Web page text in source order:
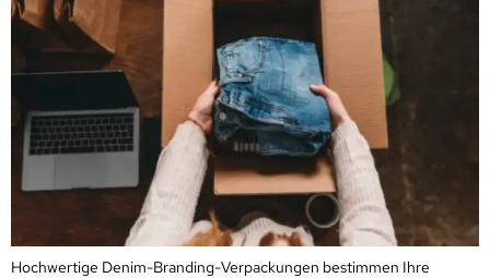
Hochwertige Denim-Branding-Verpackungen bestimmen Ihre